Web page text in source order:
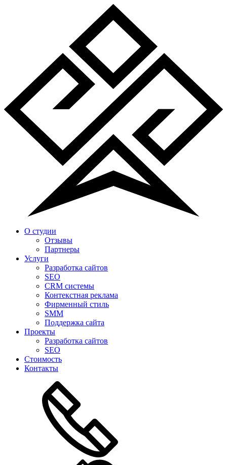
О студии
Отзывы
Партнеры
Услуги
Разработка сайтов
SEO
CRM системы
Контекстная реклама
Фирменный стиль
SMM
Поддержка сайта
Проекты
Разработка сайтов
SEO
Стоимость
Контакты